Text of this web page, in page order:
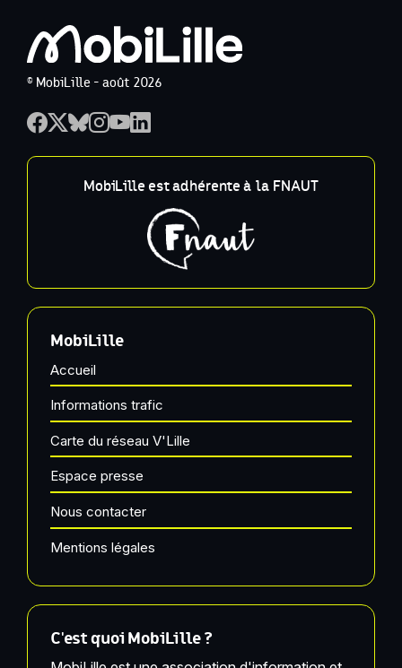
© MobiLille - août 2026
MobiLille est adhérente à la FNAUT
MobiLille
Accueil
Informations trafic
Carte du réseau V'Lille
Espace presse
Nous contacter
Mentions légales
C'est quoi MobiLille ?